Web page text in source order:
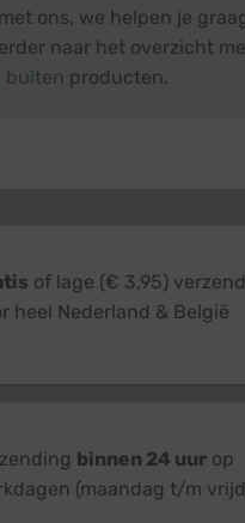
met ons, we helpen je
naar het overzicht
buiten producten.
of lage (€ 3,95)
heel Nederland & België
binnen 24 uur op
(maandag t/m